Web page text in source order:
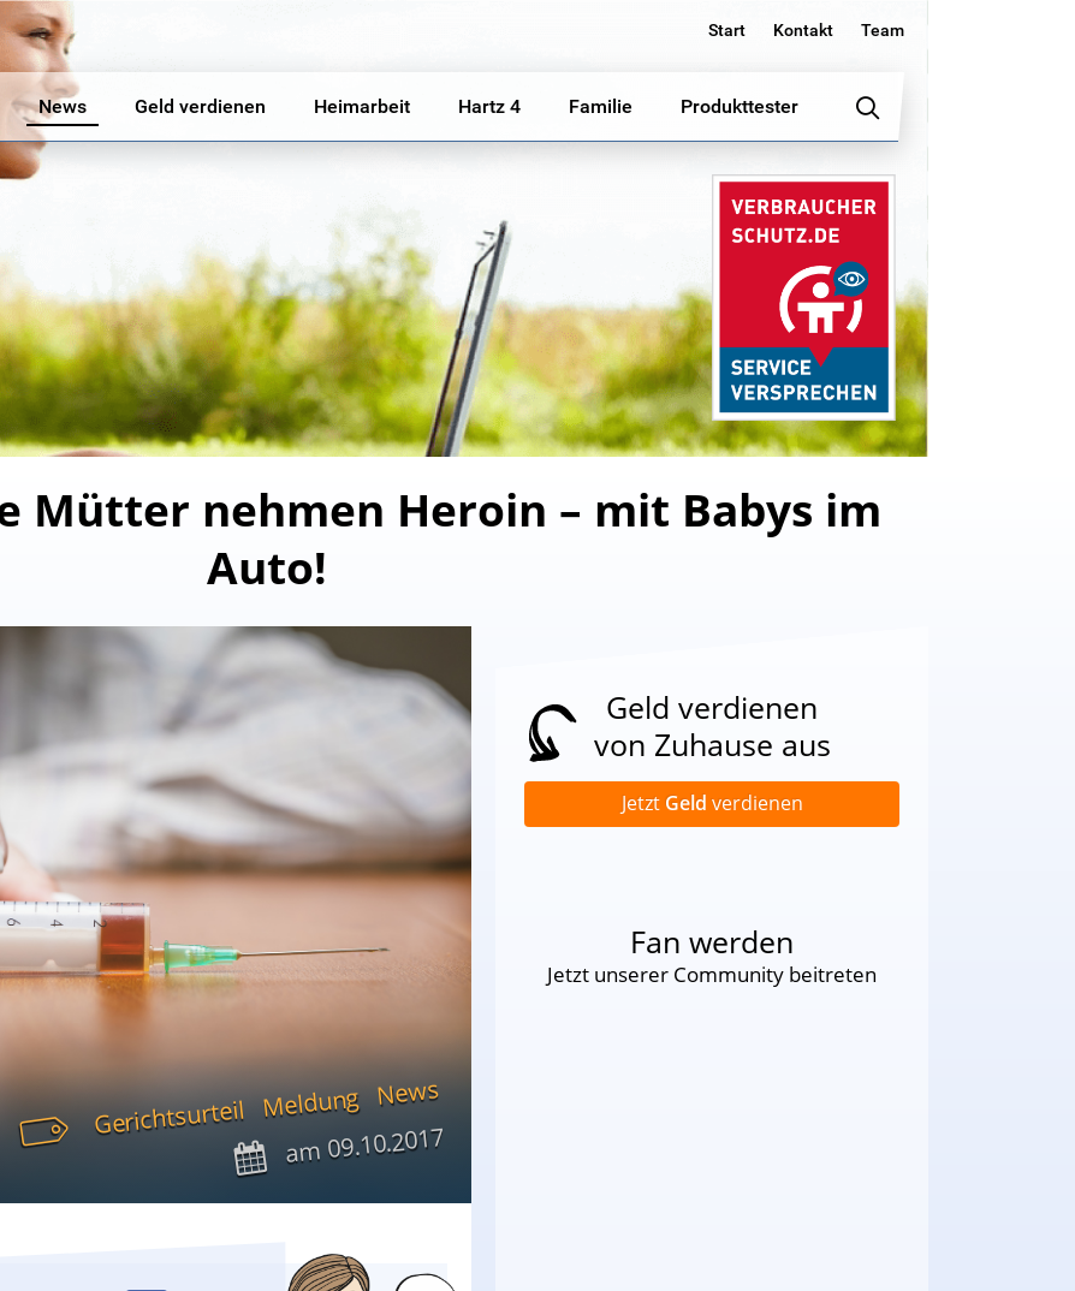
Start Kontakt Team
News Geld verdienen Heimarbeit Hartz 4 Familie Produkttester
Mütter nehmen Heroin – mit Babys im
Auto!
Gerichtsurteil Meldung News
am09.10.2017
Geld verdienen
von Zuhause aus
Jetzt Geld verdienen
Fan werden
Jetzt unserer Community beitreten